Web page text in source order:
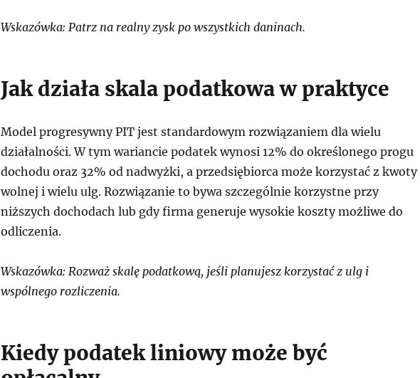
Wskazówka: Patrz na realny zysk po wszystkich daninach.
Jak działa skala podatkowa w praktyce
Model progresywny PIT jest standardowym rozwiązaniem dla wielu
działalności. W tym wariancie podatek wynosi 12% do określonego progu
dochodu oraz 32% od nadwyżki, a przedsiębiorca może korzystać z kwoty
wolnej i wielu ulg. Rozwiązanie to bywa szczególnie korzystne przy
niższych dochodach lub gdy firma generuje wysokie koszty możliwe do
odliczenia.
Wskazówka: Rozważ skalę podatkową, jeśli planujesz korzystać z ulg i
wspólnego rozliczenia.
Kiedy podatek liniowy może być